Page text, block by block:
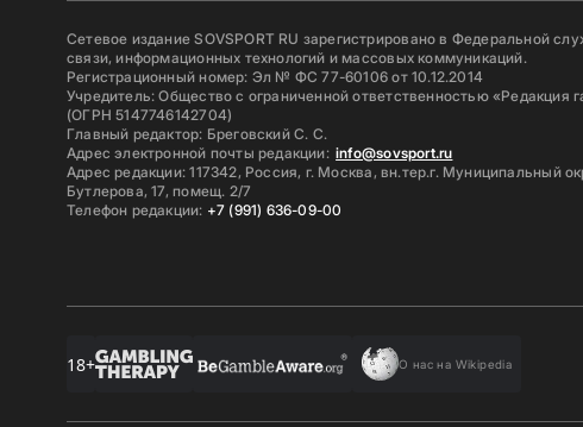
Сетевое издание SOVSPORT RU зарегистрировано в Федеральной
связи, информационных технологий и массовых коммуникаций.
Регистрационный номер: Эл № ФС 77-60106 от 10.12.2014
Учредитель: Общество с ограниченной ответственностью «Редакция
(ОГРН 5147746142704)
Главный редактор: Бреговский С. С.
Адрес электронной почты редакции: info@sovsport.ru
Адрес редакции: 117342, Россия, г. Москва, вн.тер.г. Муниципальный
Бутлерова, 17, помещ. 2/7
Телефон редакции: +7 (991) 636-09-00
18+ О нас на Wikipedia